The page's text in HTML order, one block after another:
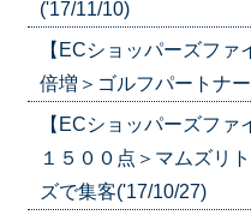
('17/11/10)
【ECショッパーズフ
倍増＞ゴルフパートナ
【ECショッパーズフ
１５００点＞マムズリ
ズで集客('17/10/27)